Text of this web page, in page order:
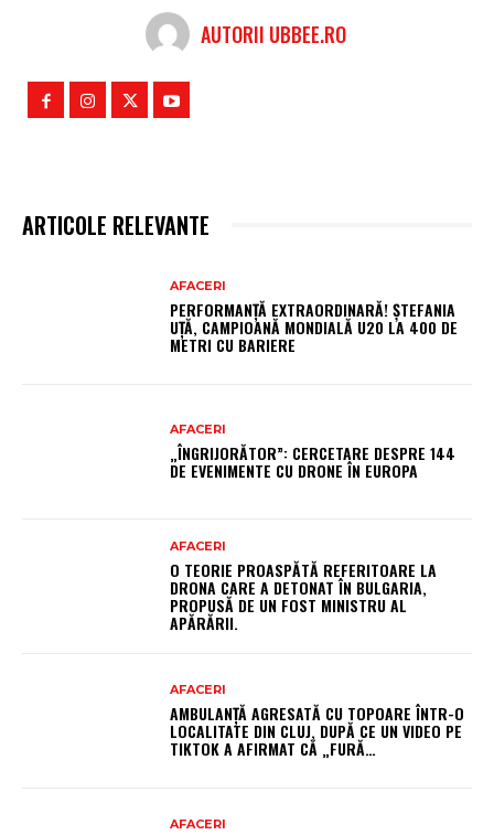
AUTORII UBBEE.RO
ARTICOLE RELEVANTE
AFACERI
PERFORMANȚĂ EXTRAORDINARĂ! ȘTEFANIA
UȚĂ, CAMPIOANĂ MONDIALĂ U20 LA 400 DE
METRI CU BARIERE
AFACERI
„ÎNGRIJORĂTOR”: CERCETARE DESPRE 144
DE EVENIMENTE CU DRONE ÎN EUROPA
AFACERI
O TEORIE PROASPĂTĂ REFERITOARE LA
DRONA CARE A DETONAT ÎN BULGARIA,
PROPUSĂ DE UN FOST MINISTRU AL
APĂRĂRII.
AFACERI
AMBULANȚĂ AGRESATĂ CU TOPOARE ÎNTR-O
LOCALITATE DIN CLUJ, DUPĂ CE UN VIDEO PE
TIKTOK A AFIRMAT CĂ „FURĂ…
AFACERI